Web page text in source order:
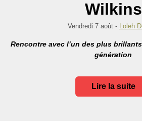
Wilkins
Vendredi 7 août - Loleh
Rencontre avec l’un des plus
génération
Lire la suite